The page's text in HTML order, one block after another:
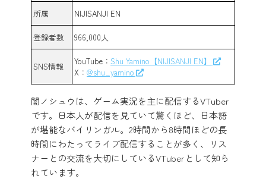
所属 NIJISANJI EN
登録者数 966,000人
SNS情報 YouTube：Shu Yamino【NIJISANJI EN】
X：@shu_yamino
闇ノシュウは、ゲーム実況を主に配信するVTuber
です。日本人が配信を見ていて驚くほど、日本語
が堪能なバイリンガル。2時間から8時間ほどの長
時間にわたってライブ配信することが多く、リス
ナーとの交流を大切にしているVTuberとして知ら
れています。